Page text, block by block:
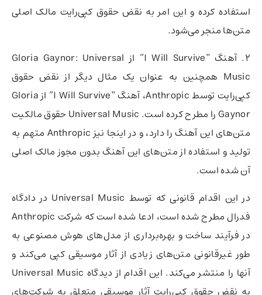
استفاده کرده و این امر به نقض حقوق کپی‌رایت مالک اصلی
متن‌ها منجر می‌شود.
2. آهنگ “I Will Survive” از Gloria Gaynor: Universal
Music همچنین به عنوان یک مثال دیگر از نقض حقوق
کپی‌رایت توسط Anthropic، آهنگ “I Will Survive” از Gloria
Gaynor را مطرح کرده است. Universal Music حقوق مالکیت
متن‌های این آهنگ را دارد، و در اینجا نیز Anthropic متهم به
تولید و استفاده از متن‌های این آهنگ بدون مجوز مالک اصلی
آن شده است.
در این اقدام قانونی که توسط Universal Music در دادگاه
فدرال مطرح شده است، ادعا شده است که شرکت Anthropic
در فرآیند ساخت و بهره‌برداری از مدل‌های هوش مصنوعی به
طور غیرقانونی متن‌های زیادی از آثار موسیقی کپی می‌کند و
آنها را منتشر می‌کند. این اقدام از دیدگاه Universal Music
به نقض حقوق کپی‌رایت آثار موسیقی متعلق به شرکت‌های